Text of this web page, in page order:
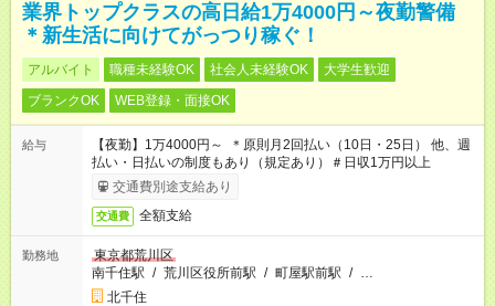
業界トップクラスの高日給1万4000円～夜勤警備
＊新生活に向けてがっつり稼ぐ！
アルバイト 職種未経験OK 社会人未経験OK
大学生歓迎
ブランクOK
WEB登録・面接OK
給与
【夜勤】1万4000円～ ＊原則月2回払い（10日・25日） 他、週
払い・日払いの制度もあり（規定あり）＃日収1万円以上
交通費別途支給あり
交通費 全額支給
勤務地
東京都荒川区
南千住駅 / 荒川区役所前駅 / 町屋駅前駅 / …
北千住